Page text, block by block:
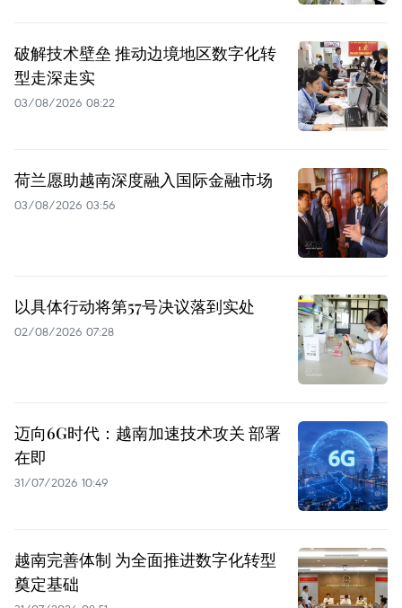
破解技术壁垒 推动边境地区数字化转
型走深走实
03/08/2026 08:22
荷兰愿助越南深度融入国际金融市场
03/08/2026 03:56
以具体行动将第57号决议落到实处
02/08/2026 07:28
迈向6G时代：越南加速技术攻关 部署
在即
31/07/2026 10:49
越南完善体制 为全面推进数字化转型
奠定基础